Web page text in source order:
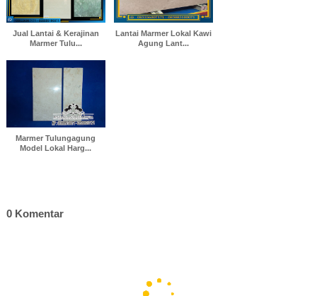
Jual Lantai & Kerajinan
Marmer Tulu...
Lantai Marmer Lokal Kawi
Agung Lant...
Marmer Tulungagung
Model Lokal Harg...
0 Komentar